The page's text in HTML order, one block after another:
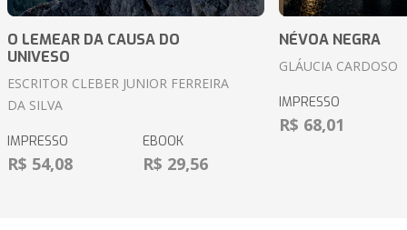
O LEMEAR DA CAUSA DO
UNIVESO
ESCRITOR CLEBER JUNIOR FERREIRA
DA SILVA
IMPRESSO
R$ 54,08
EBOOK
R$ 29,56
NÉVOA NEGRA
GLÁUCIA CARDOSO
IMPRESSO
R$ 68,01